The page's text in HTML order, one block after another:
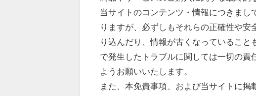
当サイトのコンテンツ・情報につきま
りますが、必ずしもそれらの正確性や安
り込んだり、情報が古くなっているこ
で発生したトラブルに関しては一切の
ようお願いいたします。
また、本免責事項、および当サイトに